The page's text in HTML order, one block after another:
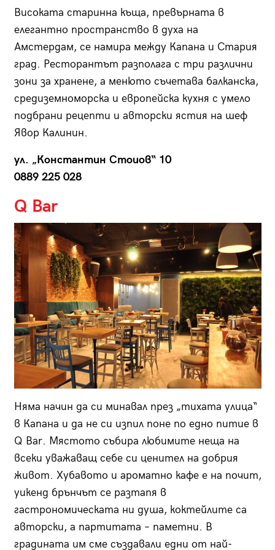
Високата старинна къща, превърната в
елегантно пространство в духа на
Амстердам, се намира между Капана и Стария
град. Ресторантът разполага с три различни
зони за хранене, а менюто съчетава балканска,
средиземноморска и европейска кухня с умело
подбрани рецепти и авторски ястия на шеф
Явор Калинин.
ул. „Константин Стоиов“ 10
0889 225 028
Q Bar
Няма начин да си минавал през „тихата улица“
в Капана и да не си изпил поне по едно питие в
Q Bar. Мястото събира любимите неща на
всеки уважаващ себе си ценител на добрия
живот. Хубавото и ароматно кафе е на почит,
уикенд брънчът се разтапя в
гастрономическата ни душа, коктейлите са
авторски, а партитата – паметни. В
градината им сме създавали едни от най-